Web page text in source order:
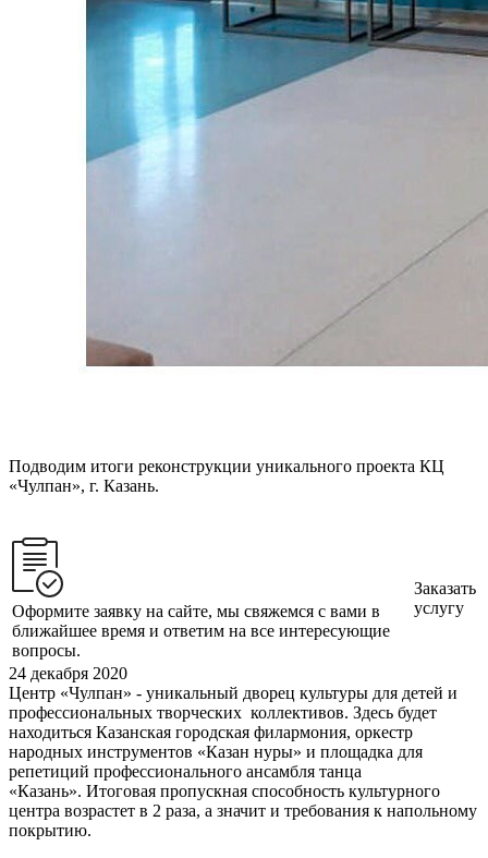
Подводим итоги реконструкции уникального проекта КЦ
«Чулпан», г. Казань.
Оформите заявку на сайте, мы свяжемся с вами в
ближайшее время и ответим на все интересующие
вопросы.
Заказать
услугу
24 декабря 2020
Центр «Чулпан» - уникальный дворец культуры для детей и
профессиональных творческих коллективов. Здесь будет
находиться Казанская городская филармония, оркестр
народных инструментов «Казан нуры» и площадка для
репетиций профессионального ансамбля танца
«Казань». Итоговая пропускная способность культурного
центра возрастет в 2 раза, а значит и требования к напольному
покрытию.